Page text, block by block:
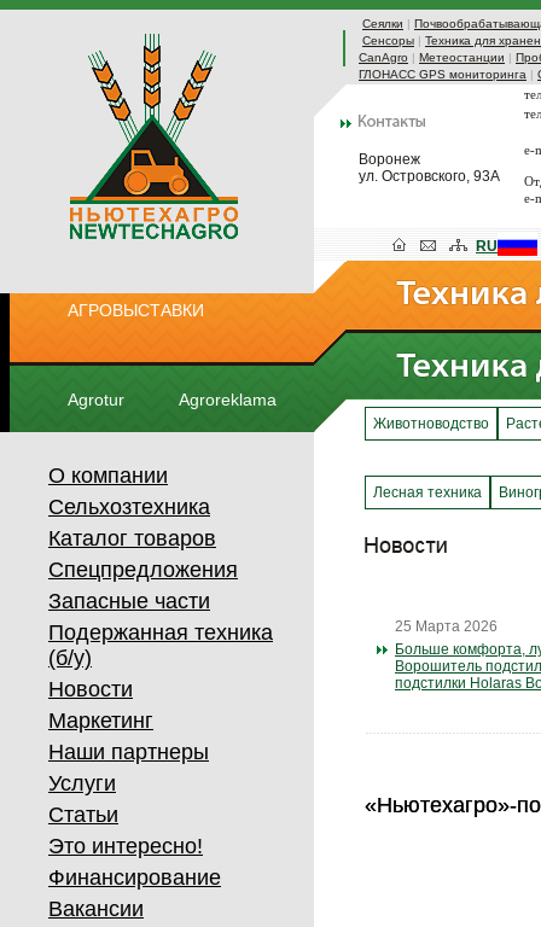
Сеялки |
Сенсоры | Техника для
CanAgro | Метеостанции |
ГЛОНАСС GPS мониторинга |
Воронеж
ул. Островского, 93А
e-
e-
АГРОВЫСТАВКИ
Agrotur Agroreklama
RU
О компании
Сельхозтехника
Каталог товаров
Спецпредложения
Запасные части
Подержанная техника
(б/у)
Новости
Маркетинг
Наши партнеры
Услуги
Статьи
Это интересно!
Финансирование
Вакансии
Животноводство
Лесная техника
25 Марта 2026
Больше комфорта,
Ворошитель
подстилки Holaras
«Ньютехагро»-
«Ньютехагро»-